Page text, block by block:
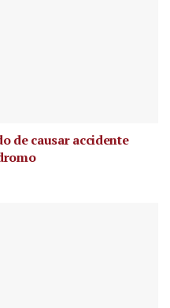
de causar accidente